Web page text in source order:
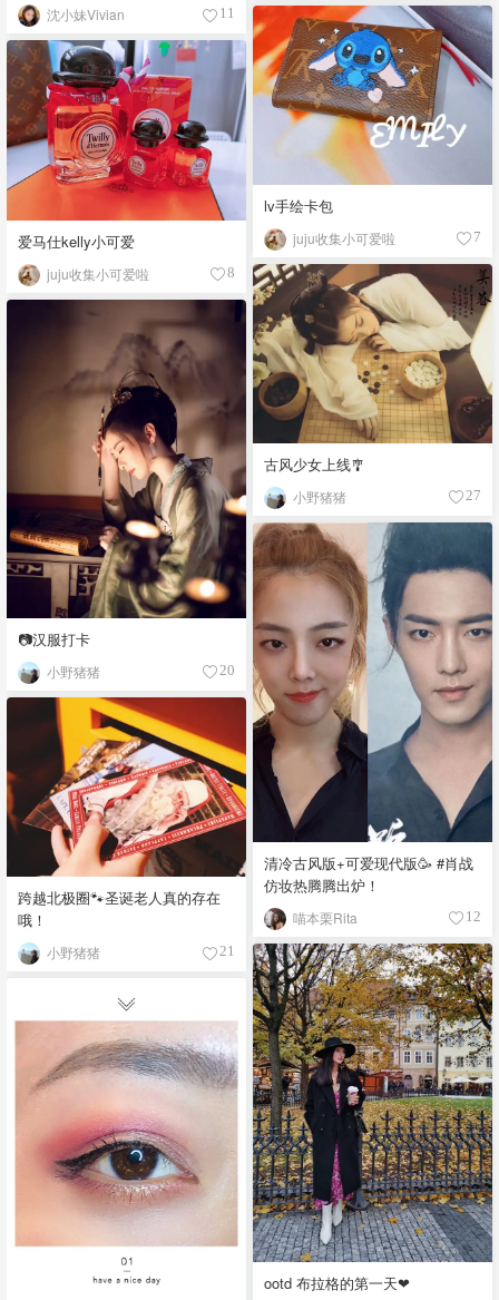
沈小妹Vivian 11
lv手绘卡包
juju收集小可爱啦 7
爱马仕kelly小可爱
juju收集小可爱啦 8
古风少女上线🎐
小野猪猪 27
📷汉服打卡
小野猪猪 20
清冷古风版+可爱现代版🥳 #肖战
仿妆热腾腾出炉！
喵本栗Rita 12
跨越北极圈🐾圣诞老人真的存在
哦！
小野猪猪 21
ootd 布拉格的第一天❤